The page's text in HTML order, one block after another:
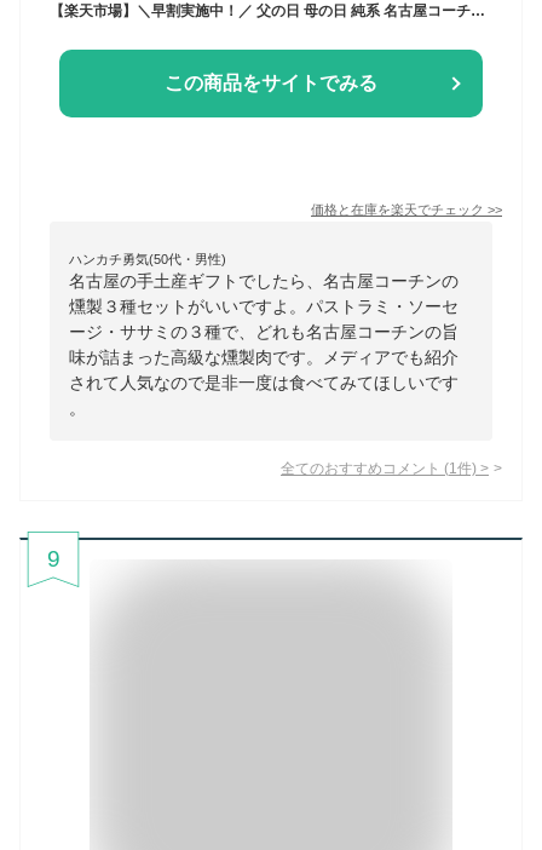
【楽天市場】＼早割実施中！／ 父の日 母の日 純系 名古屋コーチン 燻製 3種 詰め合わせ 内祝い お返し ハム ギフト おつまみセット 送料無料 プレゼント ハム ソーセージ 鶏肉 国産 高級 地鶏 食べ物 お取り寄せ 贈り物 内祝い お祝い 御祝 お礼 名古屋名物 お誕生日 敬老の日 24：純系名古屋コーチン工房 2号店
この商品をサイトでみる
価格と在庫を楽天でチェック >>
ハンカチ勇気(50代・男性)
名古屋の手土産ギフトでしたら、名古屋コーチンの
燻製３種セットがいいですよ。パストラミ・ソーセ
ージ・ササミの３種で、どれも名古屋コーチンの旨
味が詰まった高級な燻製肉です。メディアでも紹介
されて人気なので是非一度は食べてみてほしいです
。
全てのおすすめコメント (1 件) >
9